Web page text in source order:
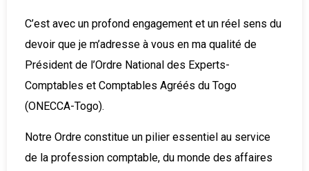
C’est avec un profond engagement et un réel sens du
devoir que je m’adresse à vous en ma qualité de
Président de l’Ordre National des Experts-
Comptables et Comptables Agréés du Togo
(ONECCA-Togo).
Notre Ordre constitue un pilier essentiel au service
de la profession comptable, du monde des affaires